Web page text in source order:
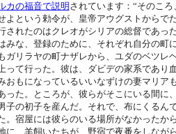
カの福音で説明 されています：“そのこ
よという勅令が、皇帝アウグストからで
されたのはクレオがシリアの総督であっ
みな、登録のために、それぞれ自分の町
ガリラヤの町ナザレから、ユダのベツレ
って行った。彼は、ダビデの家系であり
おもになっているいいなずけの妻マリア
った。ところが、彼らがそこにいる間に
子の初子を産んだ。それで、布にくるん
。宿屋には彼らのいる場所がなかったか
に、羊飼いたちが、野宿で夜番をしなが